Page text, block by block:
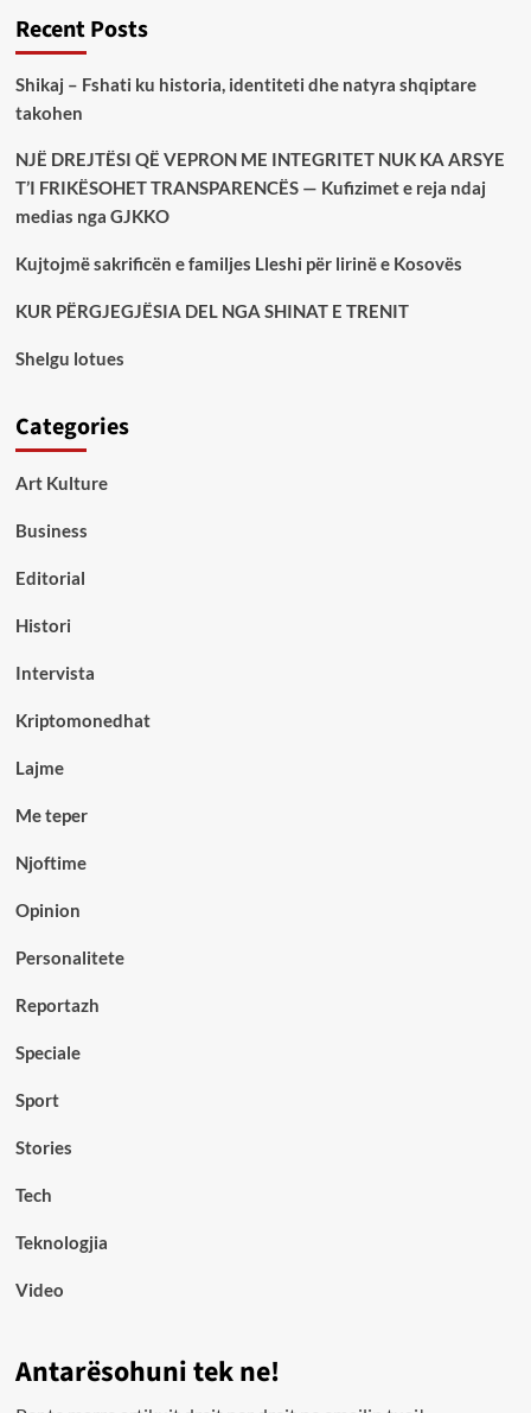
Recent Posts
Shikaj – Fshati ku historia, identiteti dhe natyra shqiptare
takohen
NJË DREJTËSI QË VEPRON ME INTEGRITET NUK KA ARSYE
T’I FRIKËSOHET TRANSPARENCËS — Kufizimet e reja ndaj
medias nga GJKKO
Kujtojmë sakrificën e familjes Lleshi për lirinë e Kosovës
KUR PËRGJEGJËSIA DEL NGA SHINAT E TRENIT
Shelgu lotues
Categories
Art Kulture
Business
Editorial
Histori
Intervista
Kriptomonedhat
Lajme
Me teper
Njoftime
Opinion
Personalitete
Reportazh
Speciale
Sport
Stories
Tech
Teknologjia
Video
Antarësohuni tek ne!